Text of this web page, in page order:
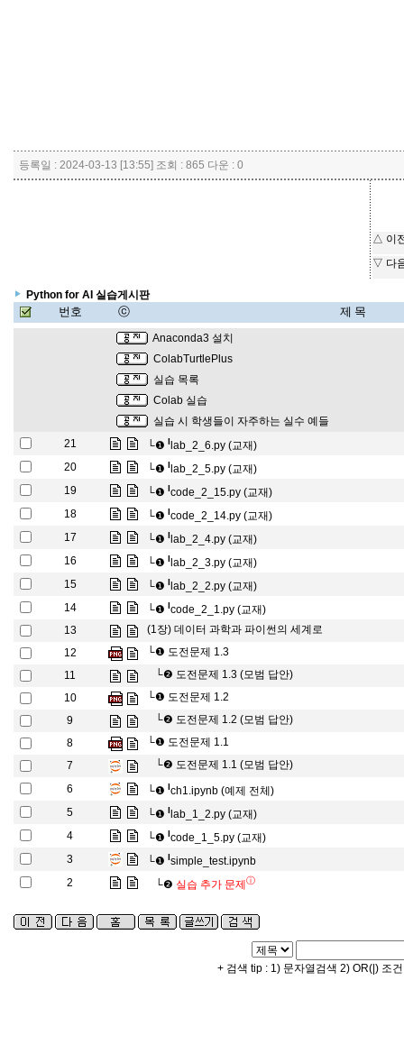
등록일 : 2024-03-13 [13:55] 조회 : 865 다운 : 0
△ 이
▽ 다
Python for AI 실습게시판
번호 ⓒ 제 목
Anaconda3 설치
ColabTurtlePlus
실습 목록
Colab 실습
실습 시 학생들이 자주하는 실수 예들
21
└❶ l lab_2_6.py (교재)
20
└❶ l lab_2_5.py (교재)
19
└❶ lcode_2_15.py (교재)
18
└❶ lcode_2_14.py (교재)
17
└❶ l lab_2_4.py (교재)
16
└❶ l lab_2_3.py (교재)
15
└❶ l lab_2_2.py (교재)
14
└❶ lcode_2_1.py (교재)
13
(1장) 데이터 과학과 파이썬의 세계로
12
└❶ 도전문제 1.3
11
└❷ 도전문제 1.3 (모범 답안)
10
└❶ 도전문제 1.2
9
└❷ 도전문제 1.2 (모범 답안)
8
└❶ 도전문제 1.1
7
└❷ 도전문제 1.1 (모범 답안)
6
└❶ lch1.ipynb (예제 전체)
5
└❶ l lab_1_2.py (교재)
4
└❶ lcode_1_5.py (교재)
3
└❶ lsimple_test.ipynb
2
└❷ 실습 추가 문제 ⓘ
+ 검색 tip : 1) 문자열검색 2) OR(|) 조